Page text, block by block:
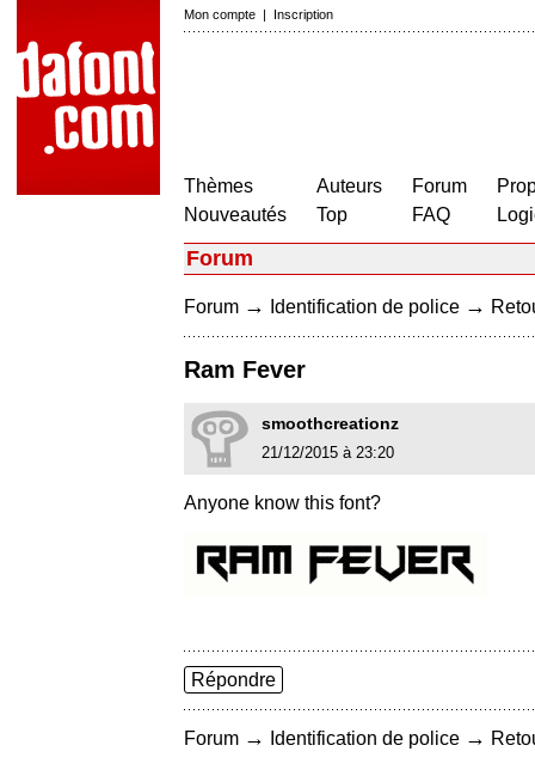
Mon compte | Inscription
Thèmes
Nouveautés
Auteurs
Top
Forum
FAQ
Forum
Forum → Identification de police →
Ram Fever
smoothcreationz
21/12/2015 à 23:20
Anyone know this font?
Répondre
Forum → Identification de police →